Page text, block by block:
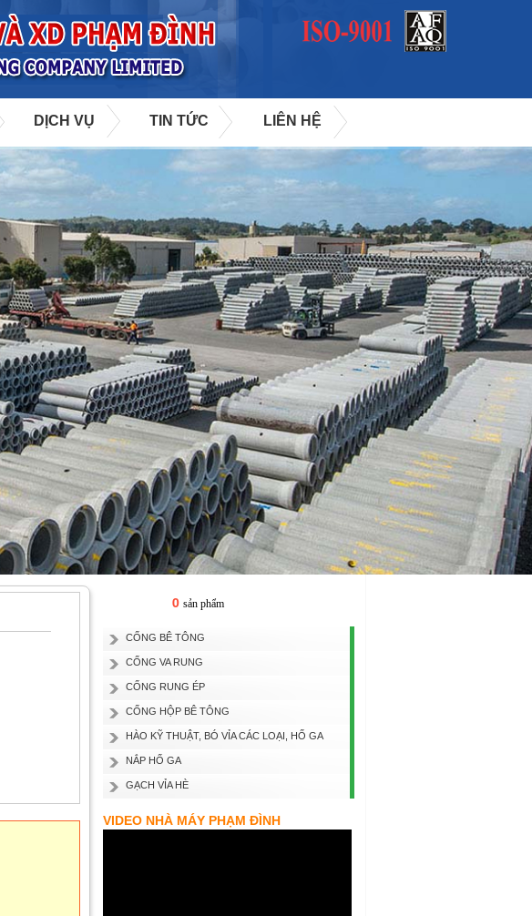
DỊCH VỤ TIN TỨC LIÊN HỆ
0sản phẩm
CỐNG BÊ TÔNG
CỐNG VA RUNG
CỐNG RUNG ÉP
CỐNG HỘP BÊ TÔNG
HÀO KỸ THUẬT, BÓ VỈA CÁC LOẠI, HỐ GA
NẮP HỐ GA
GẠCH VỈA HÈ
VIDEO NHÀ MÁY PHẠM ĐÌNH